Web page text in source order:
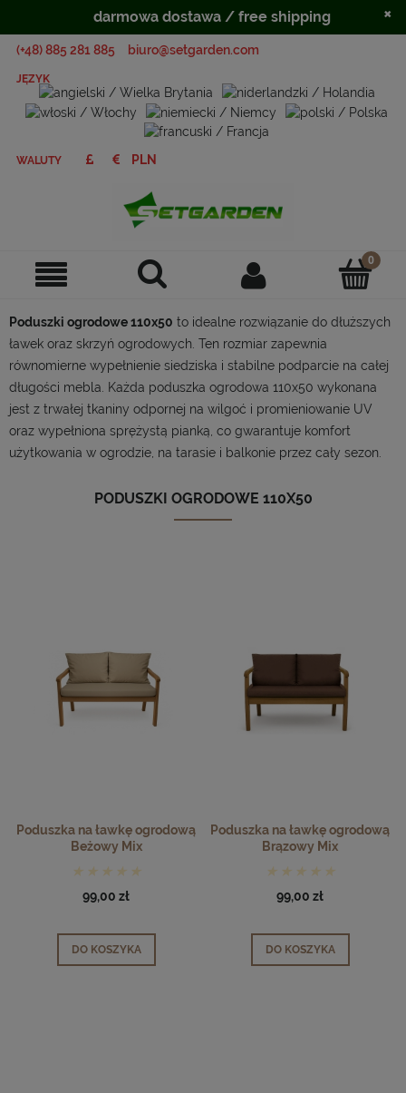
(+48) 885 281 885 biuro@setgarden.com
JĘZYK
WALUTY
Poduszki ogrodowe 110x50 to idealne rozwiązanie do dłuższych
ławek oraz skrzyń ogrodowych. Ten rozmiar zapewnia
równomierne wypełnienie siedziska i stabilne podparcie na całej
długości mebla. Każda poduszka ogrodowa 110x50 wykonana
jest z trwałej tkaniny odpornej na wilgoć i promieniowanie UV
oraz wypełniona sprężystą pianką, co gwarantuje komfort
użytkowania w ogrodzie, na tarasie i balkonie przez cały sezon.
PODUSZKI OGRODOWE 110X50
Poduszka na ławkę ogrodową
Beżowy Mix
99,00 zł
DO KOSZYKA
Poduszka na ławkę ogrodową
Brązowy Mix
99,00 zł
DO KOSZYKA
darmowa dostawa / free shipping ×